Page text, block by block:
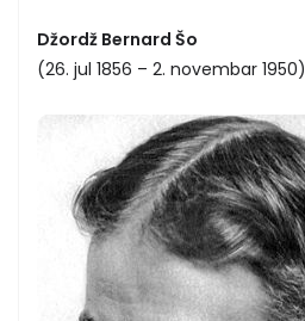
Džordž Bernard Šo
(26. jul 1856 – 2. novembar 1950)